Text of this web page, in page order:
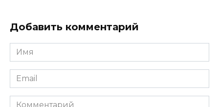
Добавить комментарий
Имя
*
Email
*
Комментарий